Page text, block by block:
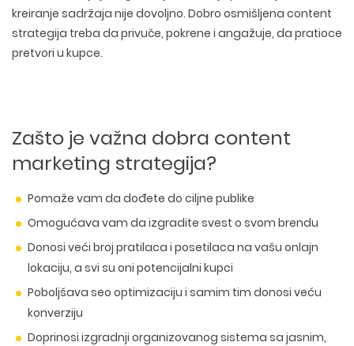
kreiranje sadržaja nije dovoljno. Dobro osmišljena content
strategija treba da privuče, pokrene i angažuje, da pratioce
pretvori u kupce.
Zašto je važna dobra content
marketing strategija?
Pomaže vam da dođete do ciljne publike
Omogućava vam da izgradite svest o svom brendu
Donosi veći broj pratilaca i posetilaca na vašu onlajn
lokaciju, a svi su oni potencijalni kupci
Poboljšava seo optimizaciju i samim tim donosi veću
konverziju
Doprinosi izgradnji organizovanog sistema sa jasnim,